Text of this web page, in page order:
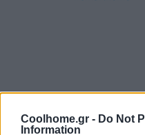
Coolhome.gr - Do Not
Information